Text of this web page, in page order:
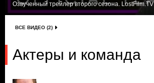
Озвученный трейлер второго сезона. LostFilm.TV
ВСЕ ВИДЕО (2)
Актеры и команда